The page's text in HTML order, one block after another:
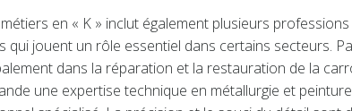
en « K » inclut également plusieurs
qui jouent un rôle essentiel dans certains secteurs.
dans la réparation et la restauration de la
une expertise technique en métallurgie et